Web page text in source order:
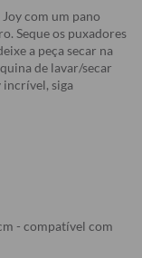
com um pano
Seque os puxadores
a peça secar na
de lavar/secar
incrível, siga
- compatível com